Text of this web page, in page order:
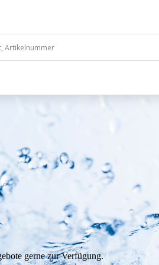
gerne zur Verfügung.